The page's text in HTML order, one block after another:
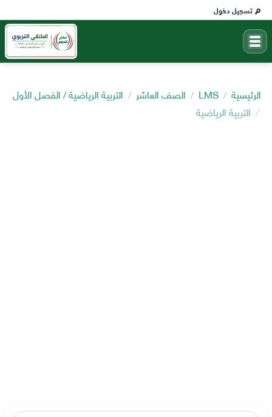
تسجيل دخول
الرئيسية LMS الصف العاشر
التربية الرياضية / الفصل الأول
التربية الرياضية